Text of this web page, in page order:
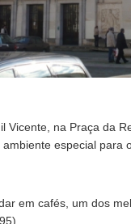
Vicente, na Praça da
especial para
em cafés, um dos